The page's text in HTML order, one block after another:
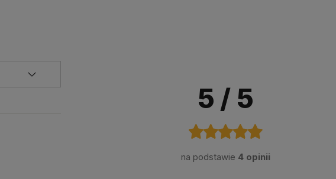
5 / 5
na podstawie 4 opinii